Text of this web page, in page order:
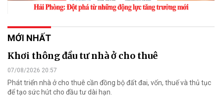
MỚI NHẤT
Khơi thông đầu tư nhà ở cho thuê
07/08/2026 20:57
Phát triển nhà ở cho thuê cần đồng bộ đất đai, vốn, thuế và thủ tục
để tạo sức hút cho đầu tư dài hạn.